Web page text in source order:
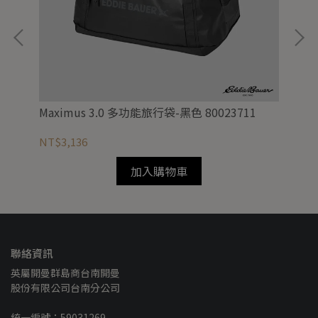
Maximus 3.0 多功能旅行袋-黑色 80023711
NT$3,136
加入購物車
聯絡資訊
英屬開曼群島商台南開曼
股份有限公司台南分公司